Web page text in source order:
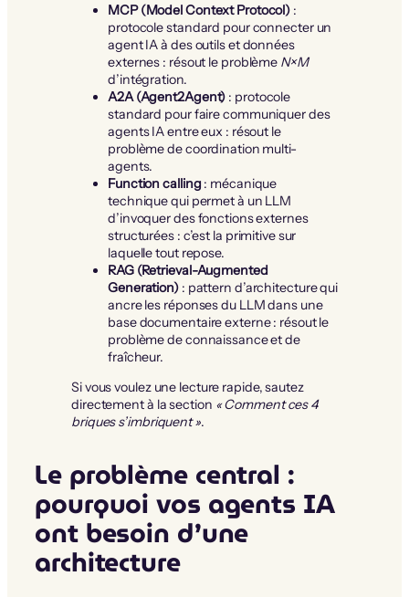
MCP (Model Context Protocol) :
protocole standard pour connecter un
agent IA à des outils et données
externes : résout le problème N×M
d’intégration.
A2A (Agent2Agent) : protocole
standard pour faire communiquer des
agents IA entre eux : résout le
problème de coordination multi-
agents.
Function calling : mécanique
technique qui permet à un LLM
d’invoquer des fonctions externes
structurées : c’est la primitive sur
laquelle tout repose.
RAG (Retrieval-Augmented
Generation): pattern d’architecture qui
ancre les réponses du LLM dans une
base documentaire externe : résout le
problème de connaissance et de
fraîcheur.
Si vous voulez une lecture rapide, sautez
directement à la section « Comment ces 4
briques s’imbriquent ».
Le problème central :
pourquoi vos agents IA
ont besoin d’une
architecture